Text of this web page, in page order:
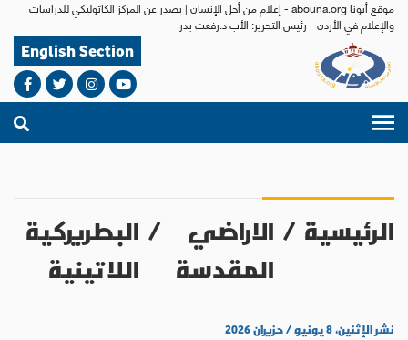
موقع أبونا abouna.org - إعلام من أجل الإنسان | يصدر عن المركز الكاثوليكي للدراسات
والإعلام في الأردن - رئيس التحرير: الأب د.رفعت بدر
English Section
الرئيسية / الاراضي
المقدسة
/ البطريركية
اللاتينية
نشر الإثنين، ٨ يونيو / حزيران ٢٠٢٦